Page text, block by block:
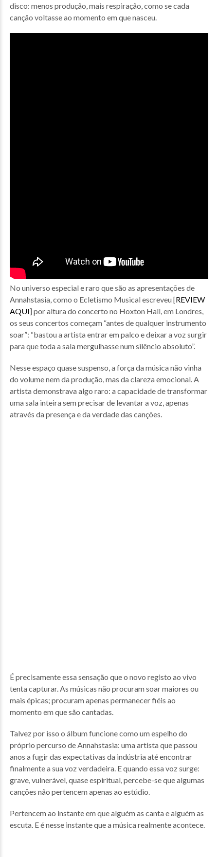
disco: menos produção, mais respiração, como se cada
canção voltasse ao momento em que nasceu.
No universo especial e raro que são as apresentações de
Annahstasia, como o Ecletismo Musical escreveu [REVIEW
AQUI] por altura do concerto no Hoxton Hall, em Londres,
os seus concertos começam “antes de qualquer instrumento
soar”: “bastou a artista entrar em palco e deixar a voz surgir
para que toda a sala mergulhasse num silêncio absoluto”.
Nesse espaço quase suspenso, a força da música não vinha
do volume nem da produção, mas da clareza emocional. A
artista demonstrava algo raro: a capacidade de transformar
uma sala inteira sem precisar de levantar a voz, apenas
através da presença e da verdade das canções.
É precisamente essa sensação que o novo registo ao vivo
tenta capturar. As músicas não procuram soar maiores ou
mais épicas; procuram apenas permanecer fiéis ao
momento em que são cantadas.
Talvez por isso o álbum funcione como um espelho do
próprio percurso de Annahstasia: uma artista que passou
anos a fugir das expectativas da indústria até encontrar
finalmente a sua voz verdadeira. E quando essa voz surge:
grave, vulnerável, quase espiritual, percebe-se que algumas
canções não pertencem apenas ao estúdio.
Pertencem ao instante em que alguém as canta e alguém as
escuta. E é nesse instante que a música realmente acontece.